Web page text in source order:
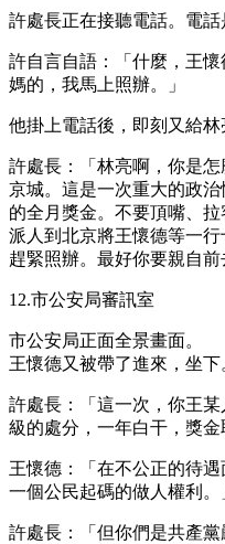
許處長正在接聽電話。電話
許自言自語：「什麼，王懷
媽的，我馬上照辦。」
他掛上電話後，即刻又給林
許處長：「林亮啊，你是
京城。這是一次重大的政
的全月獎金。不要頂嘴、
派人到北京將王懷德等一
趕緊照辦。最好你要親自前
12.市公安局審訊室
市公安局正面全景畫面。
王懷德又被帶了進來，坐下
許處長：「這一次，你王
級的處分，一年白干，獎金
王懷德：「在不公正的待
一個公民起碼的做人權利。
許處長：「但你們是共產黨